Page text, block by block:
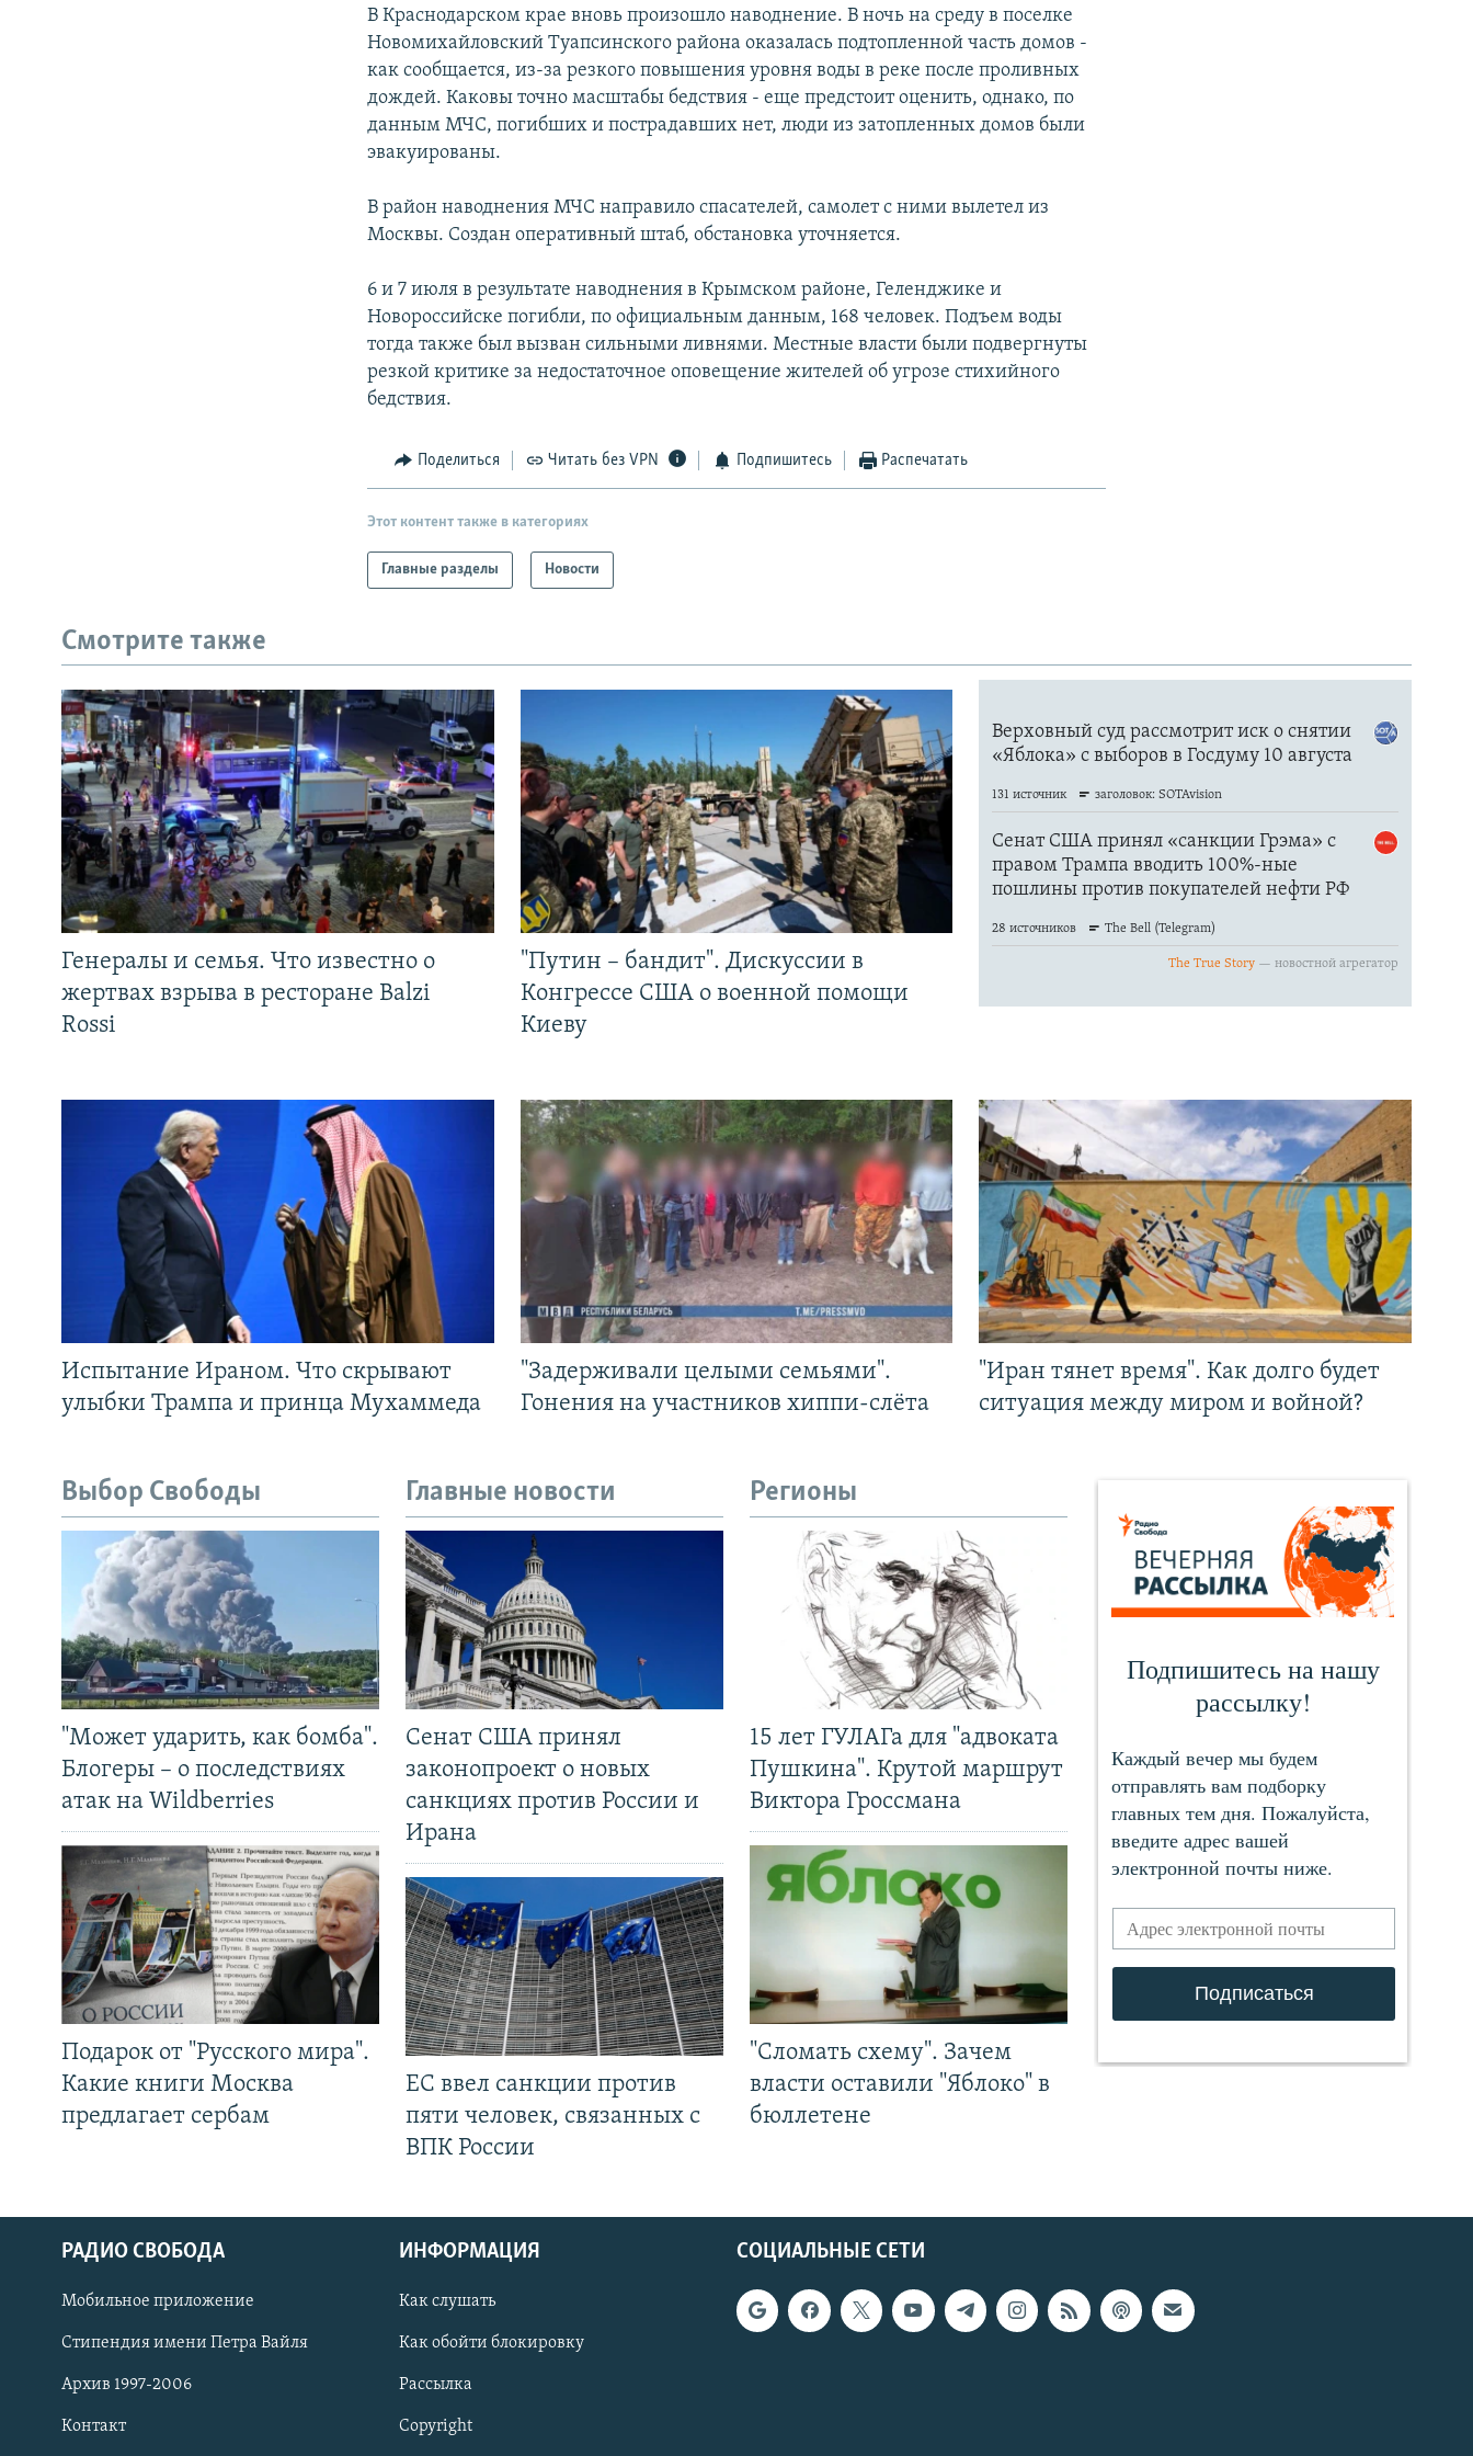
СОЦИАЛЬНЫЕ СЕТИ
В Краснодарском крае вновь произошло наводнение. В ночь на среду в поселке
Новомихайловский Туапсинского района оказалась подтопленной часть домов -
как сообщается, из-за резкого повышения уровня воды в реке после проливных
дождей. Каковы точно масштабы бедствия - еще предстоит оценить, однако, по
данным МЧС, погибших и пострадавших нет, люди из затопленных домов были
эвакуированы.
В район наводнения МЧС направило спасателей, самолет с ними вылетел из
Москвы. Создан оперативный штаб, обстановка уточняется.
6 и 7 июля в результате наводнения в Крымском районе, Геленджике и
Новороссийске погибли, по официальным данным, 168 человек. Подъем воды
тогда также был вызван сильными ливнями. Местные власти были подвергнуты
резкой критике за недостаточное оповещение жителей об угрозе стихийного
бедствия.
Поделиться Читать без VPN Подпишитесь Распечатать
Этот контент также в категориях
Главные разделы Новости
Смотрите также
Генералы и семья. Что известно о
жертвах взрыва в ресторане Balzi
Rossi
"Путин – бандит". Дискуссии в
Конгрессе США о военной помощи
Киеву
Испытание Ираном. Что скрывают
улыбки Трампа и принца Мухаммеда
"Задерживали целыми семьями".
Гонения на участников хиппи-слёта
"Иран тянет время". Как долго будет
ситуация между миром и войной?
Выбор Свободы
"Может ударить, как бомба".
Блогеры – о последствиях
атак на Wildberries
Подарок от "Русского мира".
Какие книги Москва
предлагает сербам
Главные новости
Сенат США принял
законопроект о новых
санкциях против России и
Ирана
ЕС ввел санкции против
пяти человек, связанных с
ВПК России
Регионы
15 лет ГУЛАГа для "адвоката
Пушкина". Крутой маршрут
Виктора Гроссмана
"Сломать схему". Зачем
власти оставили "Яблоко" в
бюллетене
СОЦИАЛЬНЫЕ СЕТИ
РАДИО СВОБОДА
Мобильное приложение
Стипендия имени Петра Вайля
Архив 1997-2006
Контакт
ИНФОРМАЦИЯ
Как слушать
Как обойти блокировку
Рассылка
Copyright